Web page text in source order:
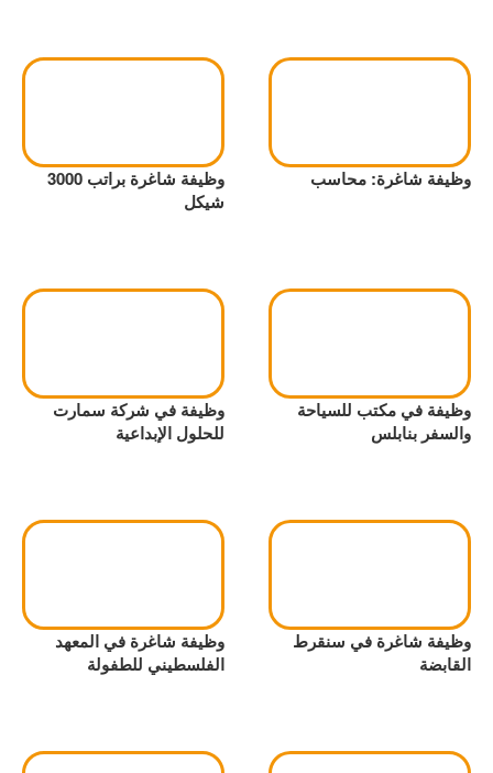
وظيفة شاغرة: محاسب
وظيفة شاغرة براتب 3000
شيكل
وظيفة في مكتب للسياحة
والسفر بنابلس
وظيفة في شركة سمارت
للحلول الإبداعية
وظيفة شاغرة في سنقرط
القابضة
وظيفة شاغرة في المعهد
الفلسطيني للطفولة